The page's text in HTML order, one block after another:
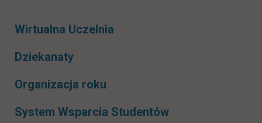
Pomiń
Wirtualna Uczelnia
Dziekanaty
Organizacja roku
System Wsparcia Studentów